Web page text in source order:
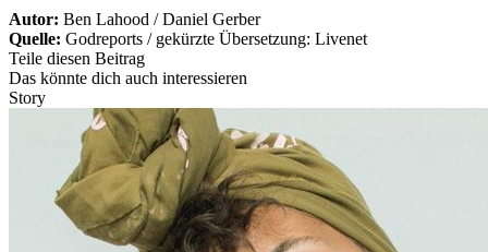
Autor: Ben Lahood / Daniel Gerber
Quelle: Godreports / gekürzte Übersetzung: Livenet
Teile diesen Beitrag
Das könnte dich auch interessieren
Story